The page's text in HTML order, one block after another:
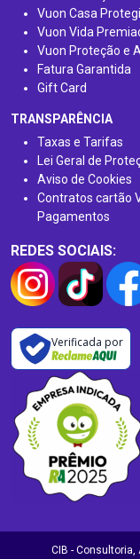
Vuon Casa
Vuon Vida
Vuon Proteção e
Fatura Garantida
Gift Card
TRANSPARÊNCIA
Taxas e Tarifas
Lei Geral de
Aviso de Cookies
Contratos cartão
Pagamentos
REDES SOCIAIS:
Verificada por
CIB - Consultoria,